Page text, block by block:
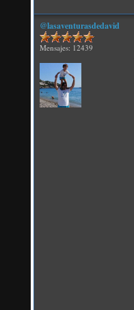
@lasaventurasdedavid
Mensajes: 12439